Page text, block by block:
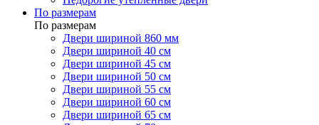
По размерам
По размерам
Двери шириной 860 мм
Двери шириной 40 см
Двери шириной 45 см
Двери шириной 50 см
Двери шириной 55 см
Двери шириной 60 см
Двери шириной 65 см